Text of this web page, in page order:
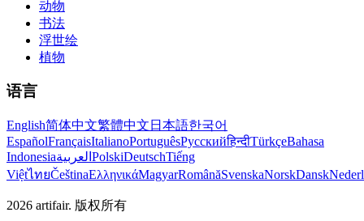
动物
书法
浮世绘
植物
语言
English简体中文繁體中文 日本語한국어
EspañolFrançaisItalianoPortuguêsРусскийहिन्दीTürkçeBahasa
Indonesiaالعربية PolskiDeutschTiếng
ViệtไทยČeštinaΕλληνικάMagyarRomânăSvenskaNorskDansk
2026 artifair. 版权所有